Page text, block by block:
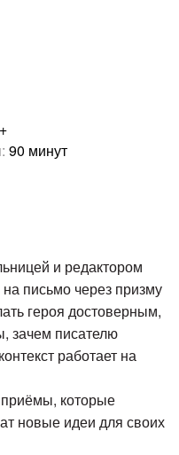
90 минут
и редактором
письмо через призму
героя достоверным,
зачем писателю
работает на
которые
новые идеи для своих